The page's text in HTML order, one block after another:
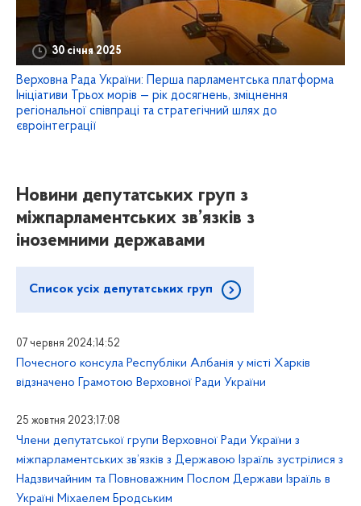
30 січня 2025
Верховна Рада України: Перша парламентська платформа
Ініціативи Трьох морів — рік досягнень, зміцнення
регіональної співпраці та стратегічний шлях до
євроінтеграції
Новини депутатських груп з
міжпарламентських зв’язків з
іноземними державами
Список усіх депутатських груп
07 червня 2024;14:52
Почесного консула Республіки Албанія у місті Харків
відзначено Грамотою Верховної Ради України
25 жовтня 2023;17:08
Члени депутатської групи Верховної Ради України з
міжпарламентських зв’язків з Державою Ізраїль зустрілися з
Надзвичайним та Повноважним Послом Держави Ізраїль в
Україні Міхаелем Бродським